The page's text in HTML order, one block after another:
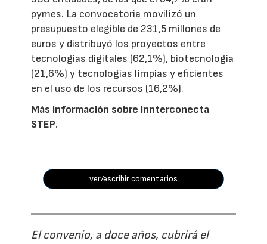
pymes. La convocatoria movilizó un
presupuesto elegible de 231,5 millones de
euros y distribuyó los proyectos entre
tecnologías digitales (62,1%), biotecnología
(21,6%) y tecnologías limpias y eficientes
en el uso de los recursos (16,2%).
Más información sobre Innterconecta
STEP.
ver/escribir comentarios
El convenio, a doce años, cubrirá el